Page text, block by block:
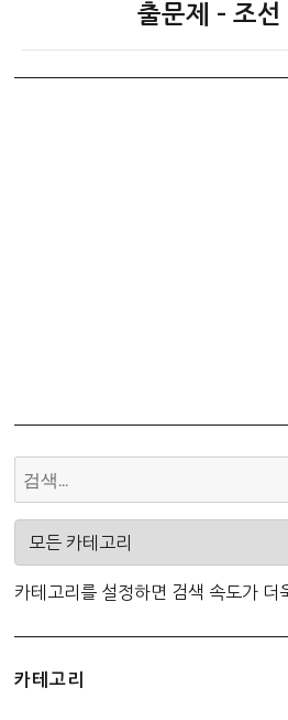
출문제 – 조
카테고리를 설정하면 검색 속도가 더
카테고리